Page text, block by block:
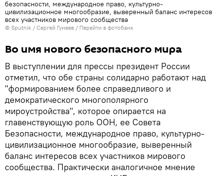
безопасности, международное право, культурно-
цивилизационное многообразие, выверенный баланс интересов
всех участников мирового сообщества
© Sputnik / Сергей Гунеев / Перейти в фотобанк
Во имя нового безопасного мира
В выступлении для прессы президент России
отметил, что обе страны солидарно работают над
"формированием более справедливого и
демократического многополярного
мироустройства", которое опирается на
главенствующую роль ООН, ее Совета
Безопасности, международное право, культурно-
цивилизационное многообразие, выверенный
баланс интересов всех участников мирового
сообщества. Практически аналогичное мнение